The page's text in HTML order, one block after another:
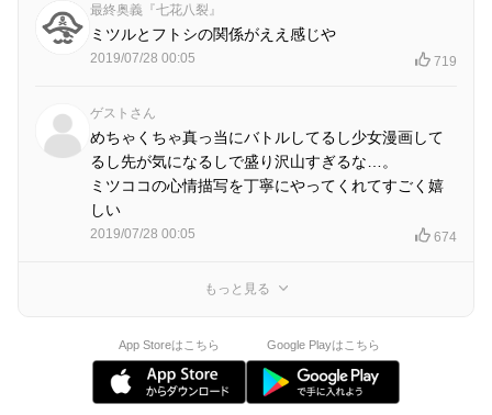
最終奥義『七花八裂』
ミツルとフトシの関係がええ感じや
2019/07/28 00:05 719
ゲストさん
めちゃくちゃ真っ当にバトルしてるし少女漫画して
るし先が気になるしで盛り沢山すぎるな…。
ミツココの心情描写を丁寧にやってくれてすごく嬉
しい
2019/07/28 00:05 674
もっと見る
App Storeはこちら Google Playはこちら